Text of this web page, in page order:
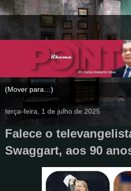
terça-feira, 1 de julho de 2025
Falece o
Swaggart, aos 90